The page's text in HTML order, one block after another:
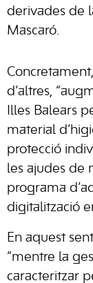
derivades de
Mascaró.
d’altres,
Illes Balears
material
protecció
les ajudes de
programa
digitalització
En aquest
“mentre la
caracteritzar